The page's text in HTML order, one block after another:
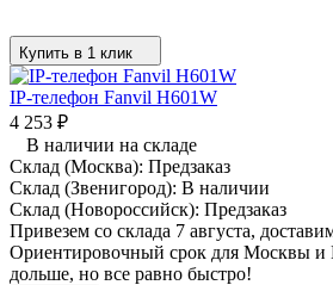
Купить в 1 клик
IP-телефон Fanvil H601W
4 253 ₽
В наличии на складе
Склад (Москва): Предзаказ
Склад (Звенигород): В наличии
Склад (Новороссийск): Предзаказ
Привезем со склада 7 августа,
Ориентировочный срок для Москвы
дольше, но все равно быстро!